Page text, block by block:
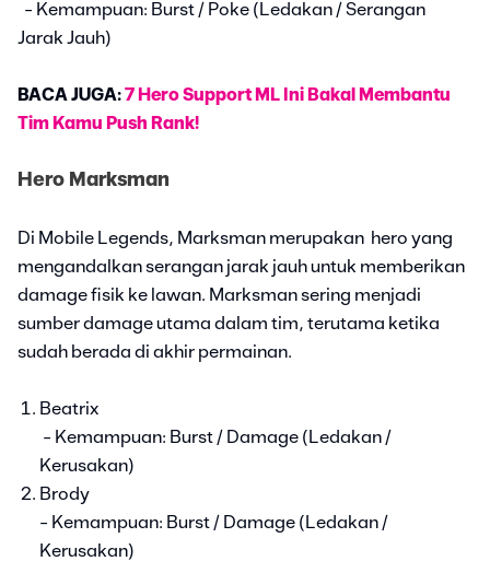
- Kemampuan: Burst / Poke (Ledakan / Serangan
Jarak Jauh)
BACA JUGA:7 Hero Support ML Ini Bakal Membantu
Tim Kamu Push Rank!
Hero Marksman
Di Mobile Legends, Marksman merupakan hero yang
mengandalkan serangan jarak jauh untuk memberikan
damage fisik ke lawan. Marksman sering menjadi
sumber damage utama dalam tim, terutama ketika
sudah berada di akhir permainan.
Beatrix
- Kemampuan: Burst / Damage (Ledakan /
Kerusakan)
Brody
- Kemampuan: Burst / Damage (Ledakan /
Kerusakan)